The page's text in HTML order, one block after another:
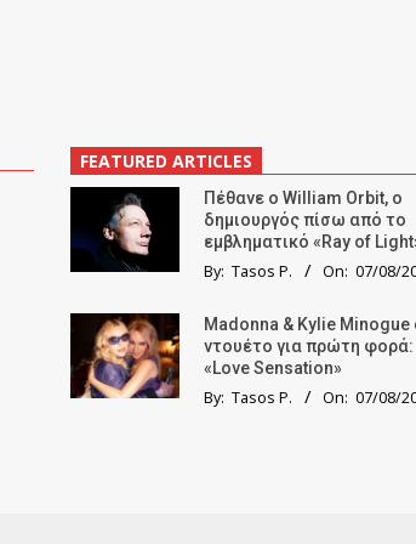
FEATURED ARTICLES
Πέθανε ο William Orbit, ο
δημιουργός πίσω από το
εμβληματικό «Ray of
By: Tasos P. On: 07/08/
Madonna & Kylie Minogue
ντουέτο για πρώτη φορά:
«Love Sensation»
By: Tasos P. On: 07/08/